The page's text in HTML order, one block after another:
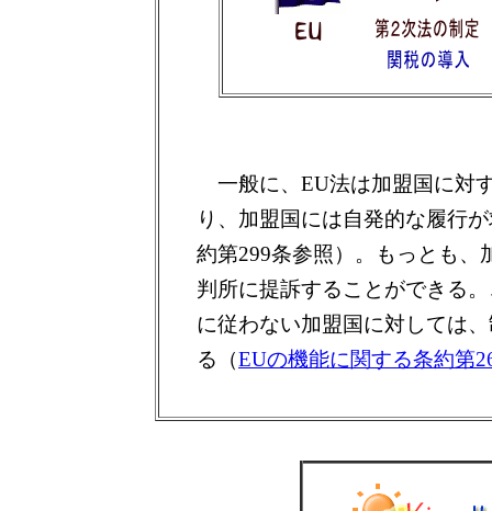
一般に、EU法は加盟国に対
り、加盟国には自発的な履行
約第299条参照）。もっとも、
判所に提訴することができる
に従わない加盟国に対しては
る（EUの機能に関する条約第